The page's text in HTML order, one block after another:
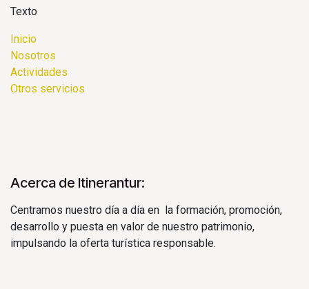
Texto
Inicio
Nosotros
Actividades
Otros servicios
Acerca de Itinerantur:
Centramos nuestro día a día en la formación, promoción,
desarrollo y puesta en valor de nuestro patrimonio,
impulsando la oferta turística responsable.